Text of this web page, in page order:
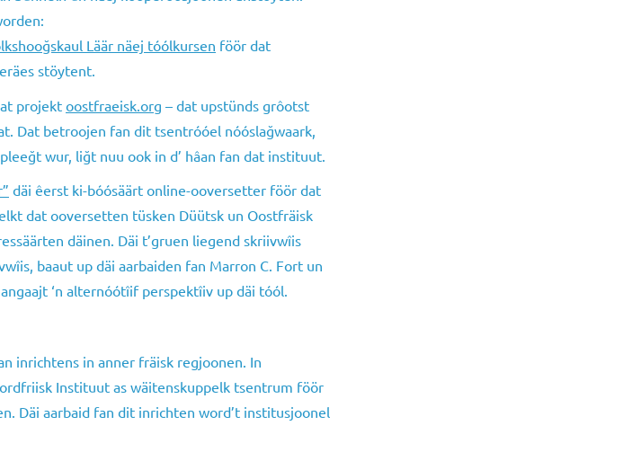
Läär näej tóólkursen föör dat
stöytent.
projekt oostfraeisk.org – dat upstünds grôotst
Dat betroojen fan dit tsentróóel nóóslağwaark,
wur, liğt nuu ook in d’ hâan fan dat instituut.
däi êerst ki-bóósäärt online-ooversetter föör dat
dat ooversetten tüsken Düütsk un Oostfräisk
däinen. Däi t’gruen liegend skriivwîis
baaut up däi aarbaiden fan Marron C. Fort un
‘n alternóótîif perspektîiv up däi tóól.
inrichtens in anner fräisk regjoonen. In
Instituut as wäitenskuppelk tsentrum föör
Däi aarbaid fan dit inrichten word’t institusjoonel